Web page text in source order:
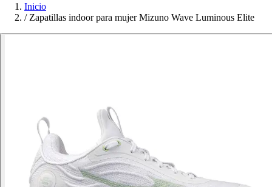
Inicio
/ Zapatillas indoor para mujer Mizuno Wave Luminous Elite